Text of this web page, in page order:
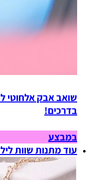
שואב אבק אלחוטי
בדרכים!
במבצע
עוד מתנות שוות